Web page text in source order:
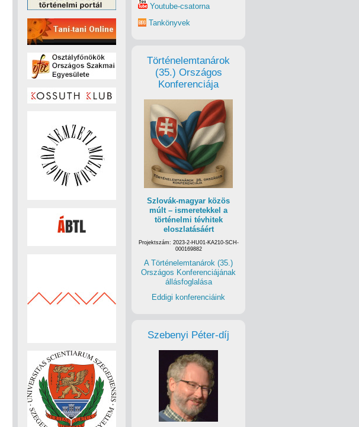
Youtube-csatorna
Tankönyvek
Történelemtanárok
(35.) Országos
Konferenciája
Szlovák-magyar közös
múlt – ismeretekkel a
történelmi tévhitek
eloszlatásáért
Projektszám: 2023-2-HU01-KA210-SCH-
000169882
A Történelemtanárok (35.)
Országos Konferenciájának
állásfoglalása
Eddigi konferenciáink
Szebenyi Péter-díj